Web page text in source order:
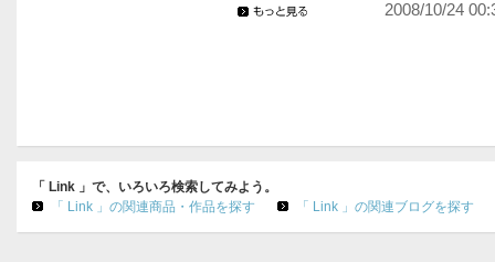
2008/10/24
「 Link 」で、いろいろ検索してみよう。
「 Link 」の関連商品・作品を探す
「 Link 」の関連ブログを探す